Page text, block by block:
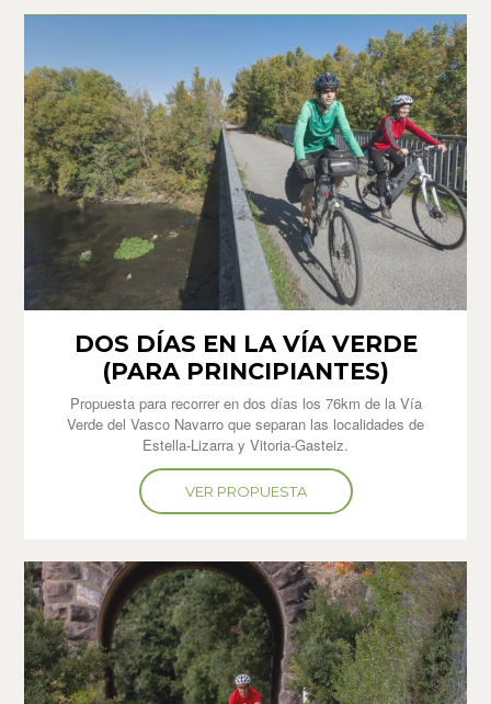
DOS DÍAS EN LA VÍA VERDE
(PARA PRINCIPIANTES)
Propuesta para recorrer en dos días los 76km de la Vía
Verde del Vasco Navarro que separan las localidades de
Estella-Lizarra y Vitoria-Gasteiz.
VER PROPUESTA